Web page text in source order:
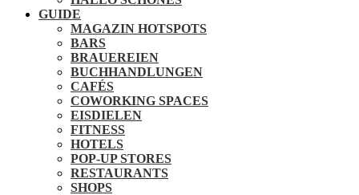
GUIDE
MAGAZIN HOTSPOTS
BARS
BRAUEREIEN
BUCHHANDLUNGEN
CAFÉS
COWORKING SPACES
EISDIELEN
FITNESS
HOTELS
POP-UP STORES
RESTAURANTS
SHOPS